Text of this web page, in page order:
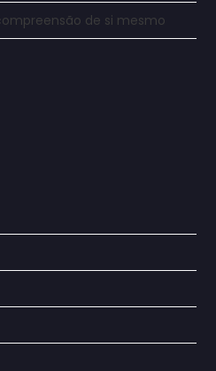
de si mesmo